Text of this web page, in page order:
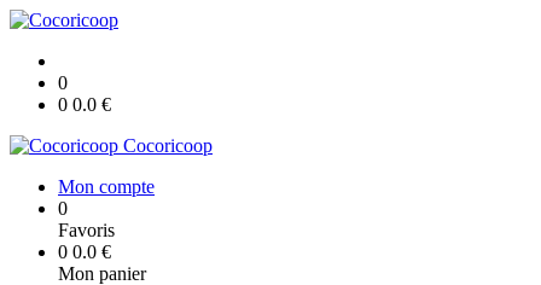
0
0 0.0 €
Cocoricoop
Mon compte
0
Favoris
0 0.0 €
Mon panier